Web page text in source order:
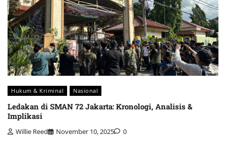
Hukum & Kriminal Nasional
Ledakan di SMAN 72 Jakarta: Kronologi, Analisis &
Implikasi
Willie Reed November 10, 2025 0